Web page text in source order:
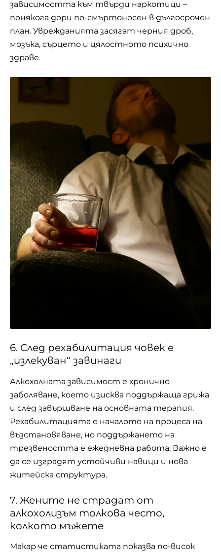
зависимостта към твърди наркотици –
понякога дори по-смъртоносен в дългосрочен
план. Уврежданията засягат черния дроб,
мозъка, сърцето и цялостното психично
здраве.
6. След рехабилитация човек е
„излекуван“ завинаги
Алкохолната зависимост е хронично
заболяване, което изисква поддържаща грижа
и след завършване на основната терапия.
Рехабилитацията е началото на процеса на
възстановяване, но поддържането на
трезвеността е ежедневна работа. Важно е
да се изградят устойчиви навици и нова
житейска структура.
7. Жените не страдат от
алкохолизъм толкова често,
колкото мъжете
Макар че статистиката показва по-висок